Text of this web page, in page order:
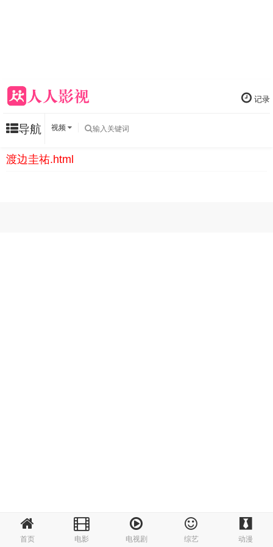
记录
导航 视频
首页 电影 电视剧 综艺 动漫
渡边圭祐.html